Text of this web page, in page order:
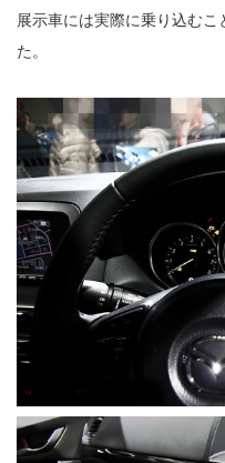
展示車には実際に乗り込む
た。